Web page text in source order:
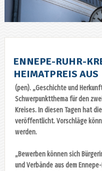
ENNEPE-RUHR-
HEIMATPREIS AUS
(pen). „Geschichte und
Schwerpunktthema für den
Kreises. In diesen Tagen hat
veröffentlicht. Vorschläge
werden.
„Bewerben können sich
und Verbände aus dem